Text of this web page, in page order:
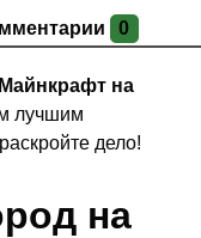
0
на
лучшим
дело!
на